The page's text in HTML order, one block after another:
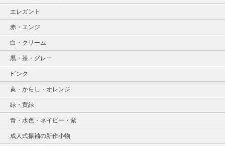
エレガント
赤・エンジ
白・クリーム
黒・茶・グレー
ピンク
黄・からし・オレンジ
緑・黄緑
青・水色・ネイビー・紫
成人式振袖の新作小物